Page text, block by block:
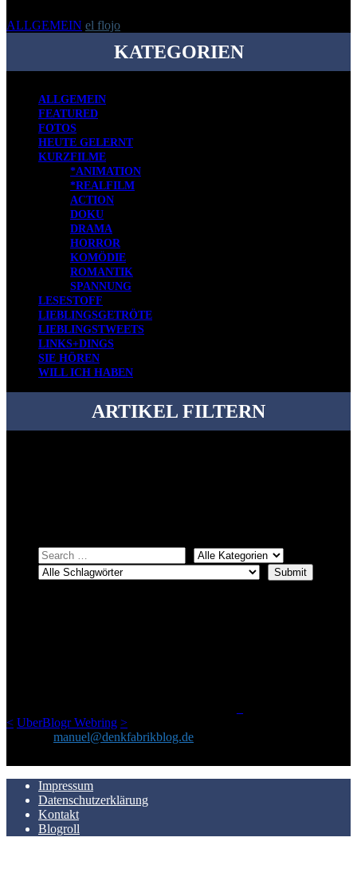
ALLGEMEIN el flojo
KATEGORIEN
ALLGEMEIN
FEATURED
FOTOS
HEUTE GELERNT
KURZFILME
*ANIMATION
*REALFILM
ACTION
DOKU
DRAMA
HORROR
KOMÖDIE
ROMANTIK
SPANNUNG
LESESTOFF
LIEBLINGSGETRÖTE
LIEBLINGSTWEETS
LINKS+DINGS
SIE HÖREN
WILL ICH HABEN
ARTIKEL FILTERN
< UberBlogr Webring >
manuel@denkfabrikblog.de
Impressum
Datenschutzerklärung
Kontakt
Blogroll